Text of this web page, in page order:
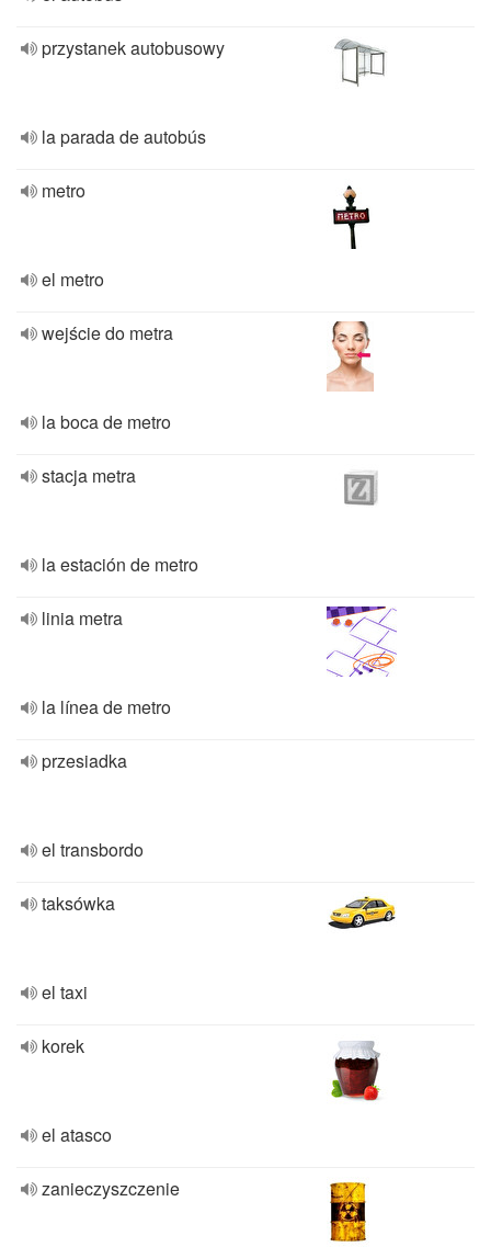
przystanek autobusowy
la parada de autobús
metro
el metro
wejście do metra
la boca de metro
stacja metra
la estación de metro
linia metra
la línea de metro
przesiadka
el transbordo
taksówka
el taxi
korek
el atasco
zanieczyszczenie